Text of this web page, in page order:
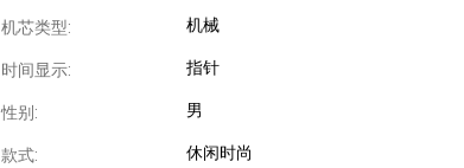
机芯类型: 机械
时间显示: 指针
性别: 男
款式: 休闲时尚